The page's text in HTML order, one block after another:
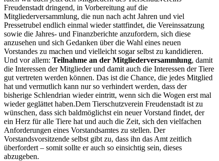
Freudenstadt dringend, in Vorbereitung auf die
Mitgliederversammlung, die nun nach acht Jahren und viel
Pressetrubel endlich einmal wieder stattfindet, die Vereinssatzung
sowie die Jahres- und Finanzberichte anzufordern, sich diese
anzusehen und sich Gedanken über die Wahl eines neuen
Vorstandes zu machen und vielleicht sogar selbst zu kandidieren.
Und vor allem: Teilnahme an der Mitgliederversammlung, damit
die Interessen der Mitglieder und damit auch die Interessen der Tiere
gut vertreten werden können. Das ist die Chance, die jedes Mitglied
hat und vermutlich kann nur so verhindert werden, dass der
bisherige Schlendrian wieder eintritt, wenn sich die Wogen erst mal
wieder geglättet haben.Dem Tierschutzverein Freudenstadt ist zu
wünschen, dass sich baldmöglichst ein neuer Vorstand findet, der
ein Herz für alle Tiere hat und auch die Zeit, sich den vielfachen
Anforderungen eines Vorstandsamtes zu stellen. Der
Vorstandsvorsitzende selbst gibt zu, dass ihn das Amt zeitlich
überfordert – somit sollte er auch so einsichtig sein, dieses
abzugeben.